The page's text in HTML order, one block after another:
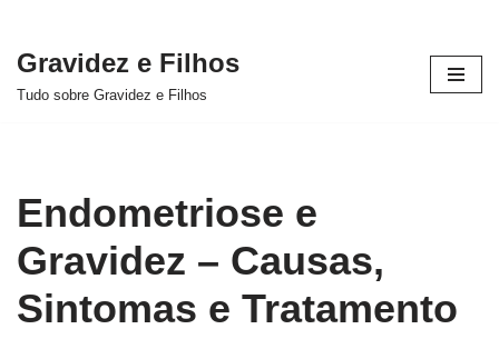
Pular
Gravidez e Filhos
Tudo sobre Gravidez e Filhos
Endometriose e
Gravidez – Causas,
Sintomas e Tratamento